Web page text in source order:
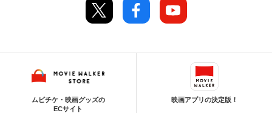
ムビチケ・映画グッズの
ECサイト
映画アプリの決定版！